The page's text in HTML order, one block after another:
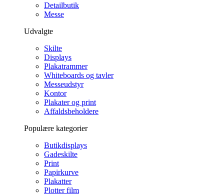
Detailbutik
Messe
Udvalgte
Skilte
Displays
Plakatrammer
Whiteboards og tavler
Messeudstyr
Kontor
Plakater og print
Affaldsbeholdere
Populære kategorier
Butikdisplays
Gadeskilte
Print
Papirkurve
Plakatter
Plotter film